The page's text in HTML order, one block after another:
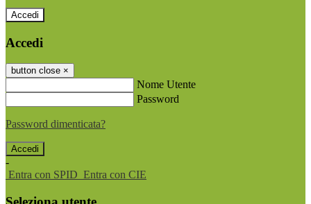
Accedi
Accedi
button close ×
Nome Utente
Password
Password dimenticata?
-
Entra con SPID Entra con CIE